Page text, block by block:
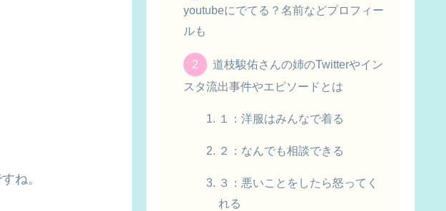
ね。
youtubeにでてる？名前などプロフィー
ルも
道枝駿佑さんの姉のTwitterやイン
スタ流出事件やエピソードとは
１：洋服はみんなで着る
２：なんでも相談できる
３：悪いことをしたら怒ってく
れる